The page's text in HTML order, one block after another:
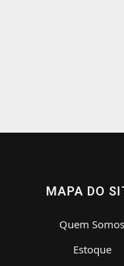
MAPA DO
Quem Somos
Estoque